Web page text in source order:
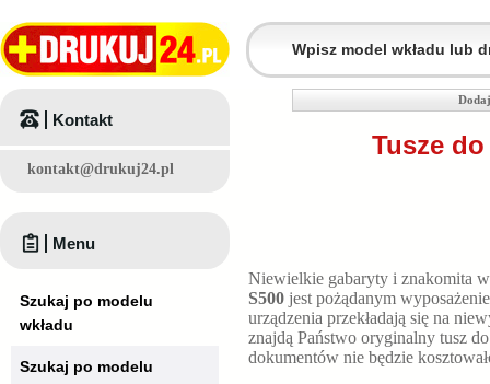
Tusze
Niewielkie gabaryty i znakomita
S500 jest pożądanym
urządzenia przekładają się na
znajdą Państwo oryginalny tusz
dokumentów nie będzie
Kontakt
kontakt@drukuj24.pl
Menu
Szukaj po modelu
wkładu
Szukaj po modelu